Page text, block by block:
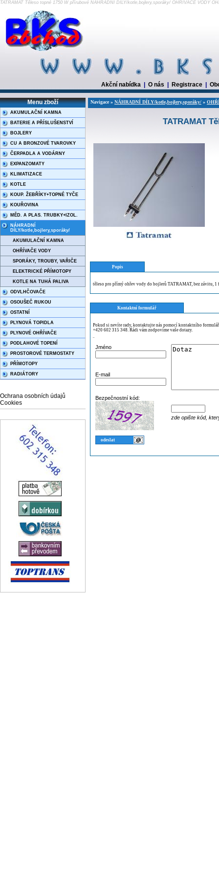
TATRAMAT Těleso topné 1750 W přírubové NÁHRADNÍ DÍLY/kotle,bojlery,sporáky/ OHŘÍVAČE VODY
Akční nabídka O nás Registrace
Menu zboží
AKUMULAČNÍ KAMNA
BATERIE A PŘÍSLUŠENSTVÍ
BOJLERY
CU A BRONZOVÉ TVAROVKY
ČERPADLA A VODÁRNY
EXPANZOMATY
KLIMATIZACE
KOTLE
KOUP. ŽEBŘÍKY+TOPNÉ TYČE
KOUŘOVINA
MĚD. A PLAS. TRUBKY+IZOL.
NÁHRADNÍ
DÍLY/kotle,bojlery,sporáky/
AKUMULAČNÍ KAMNA
OHŘÍVAČE VODY
SPORÁKY, TROUBY, VAŘIČE
ELEKTRICKÉ PŘÍMOTOPY
KOTLE NA TUHÁ PALIVA
ODVLHČOVAČE
OSOUŠEČ RUKOU
OSTATNÍ
PLYNOVÁ TOPIDLA
PLYNOVÉ OHŘÍVAČE
PODLAHOVÉ TOPENÍ
PROSTOROVÉ TERMOSTATY
PŘÍMOTOPY
RADIÁTORY
Ochrana osobních údajů
Cookies
Navigace » NÁHRADNÍ DÍLY/kotle,bojlery,sporáky/ »
TATRAMAT
Popis
těleso pro přímý ohřev vody do bojlerů TATRAMAT, bez závitu, 1
Kontaktní formulář
Pokud si nevíte rady, kontaktujte nás pomocí kontaktního
+420 602 315 348. Rádi vám zodpovíme vaše dotazy.
¨
Jméno
E-mail
Bezpečnostní kód:
zde opište kód,